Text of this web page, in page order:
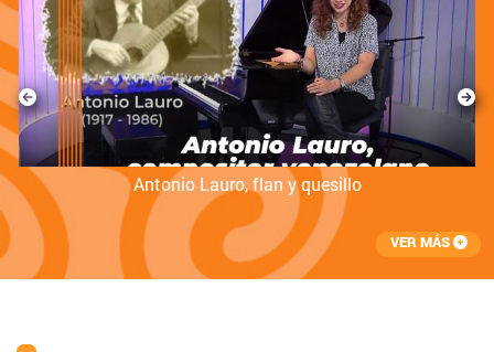
Antonio Lauro, flan y quesillo
VER MÁS